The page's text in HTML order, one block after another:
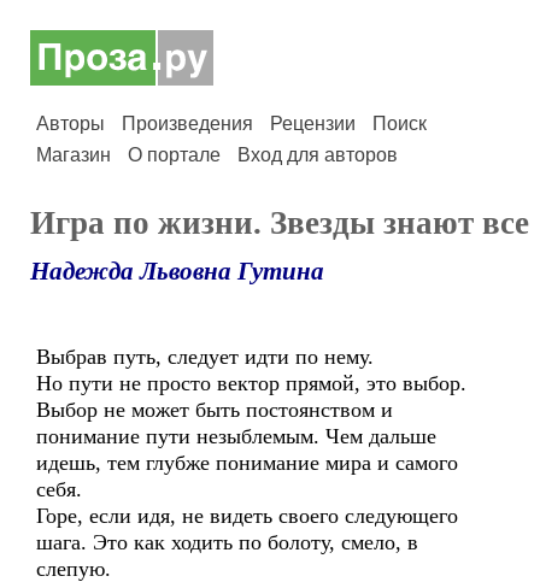
Авторы Произведения Рецензии
Поиск
Магазин
О портале Вход для авторов
Игра по жизни. Звезды знают все
Надежда Львовна Гутина
Выбрав путь, следует идти по нему.
Но пути не просто вектор прямой, это выбор.
Выбор не может быть постоянством и
понимание пути незыблемым. Чем дальше
идешь, тем глубже понимание мира и самого
себя.
Горе, если идя, не видеть своего следующего
шага. Это как ходить по болоту, смело, в
слепую.